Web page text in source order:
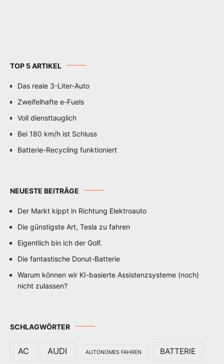
TOP 5 ARTIKEL
Das reale 3-Liter-Auto
Zweifelhafte e-Fuels
Voll diensttauglich
Bei 180 km/h ist Schluss
Batterie-Recycling funktioniert
NEUESTE BEITRÄGE
Der Markt kippt in Richtung Elektroauto
Die günstigste Art, Tesla zu fahren
Eigentlich bin ich der Golf.
Die fantastische Donut-Batterie
Warum können wir KI-basierte Assistenzsysteme (noch)
nicht zulassen?
SCHLAGWÖRTER
AC AUDI AUTONOMES FAHREN BATTERIE